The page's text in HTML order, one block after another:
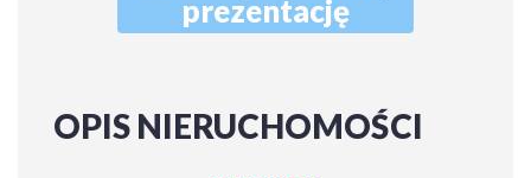
prezentację
OPIS NIERUCHOMOŚCI